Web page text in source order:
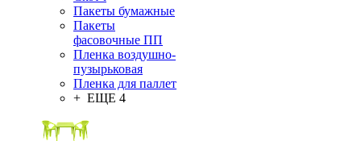
Пакеты бумажные
Пакеты
фасовочные ПП
Пленка воздушно-
пузырьковая
Пленка для паллет
+ ЕЩЕ 4